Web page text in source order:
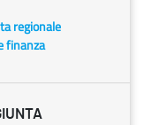
regionale
finanza